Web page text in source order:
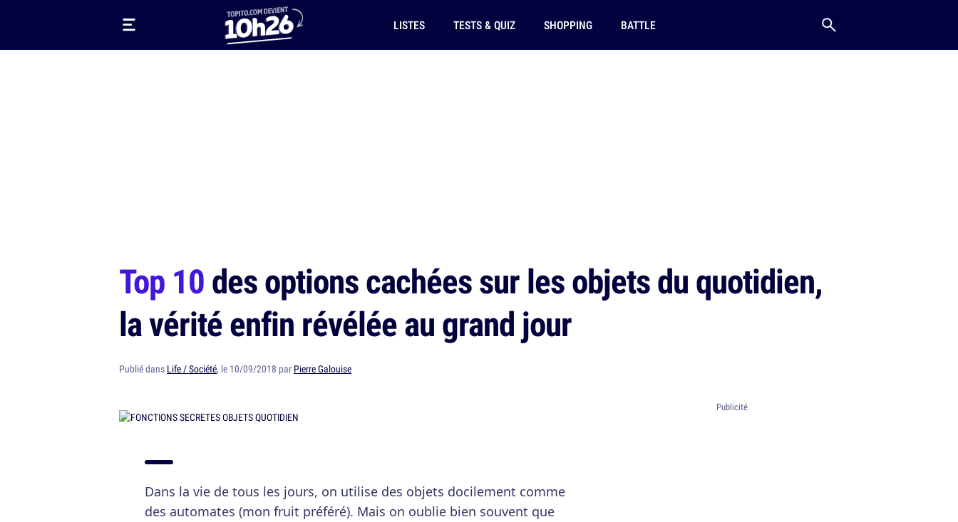
LISTES TESTS & QUIZ SHOPPING BATTLE
Top 10des options cachées sur les objets du quotidien,
la vérité enfin révélée au grand jour
Publié dans Life / Société, le 10/09/2018 par Pierre Galouise
Dans la vie de tous les jours, on utilise des objets docilement comme
des automates (mon fruit préféré). Mais on oublie bien souvent que